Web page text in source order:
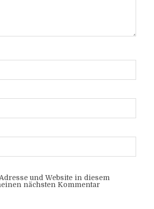
und Website in diesem
nächsten Kommentar